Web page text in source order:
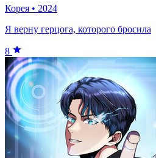
Корея • 2024
Я верну герцога, которого бросила
8